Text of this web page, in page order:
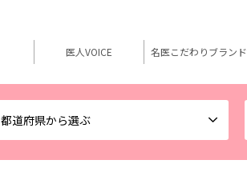
都道府県から選ぶ
医人VOICE 名医こだわりブランド